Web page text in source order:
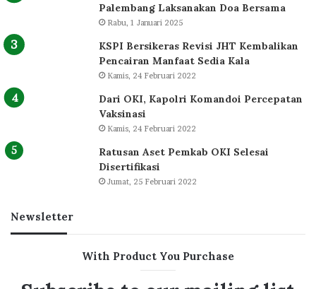
Palembang Laksanakan Doa Bersama
Rabu, 1 Januari 2025
KSPI Bersikeras Revisi JHT Kembalikan
Pencairan Manfaat Sedia Kala
Kamis, 24 Februari 2022
Dari OKI, Kapolri Komandoi Percepatan
Vaksinasi
Kamis, 24 Februari 2022
Ratusan Aset Pemkab OKI Selesai
Disertifikasi
Jumat, 25 Februari 2022
Newsletter
With Product You Purchase